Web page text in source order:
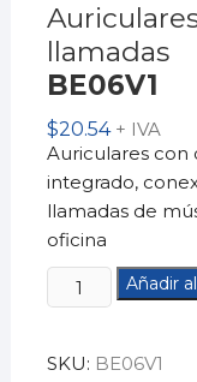
llamadas
BE06V1
$20.54 + IVA
Auriculares con
integrado,
llamadas de
oficina
Auriculares
para
de
Añadir
SKU: BE06V1